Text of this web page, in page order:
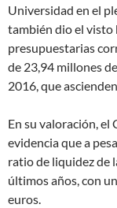
Universidad en el
también dio el visto
presupuestarias
de 23,94 millones
2016, que
En su valoración, el
evidencia que a
ratio de liquidez de
últimos años, con
euros.